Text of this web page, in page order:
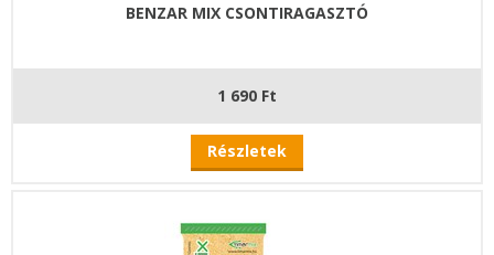
BENZAR MIX CSONTIRAGASZTÓ
1 690 Ft
Részletek